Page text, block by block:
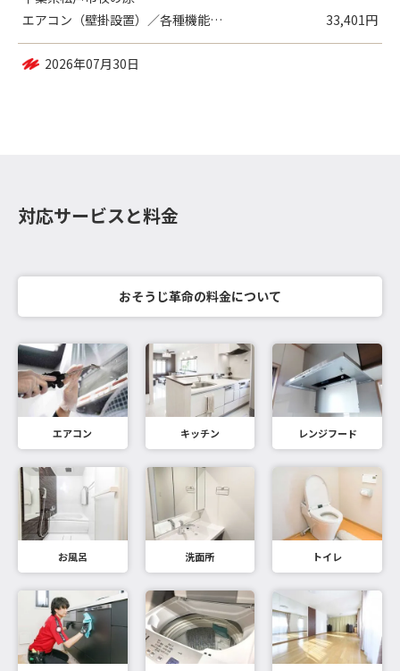
エアコン（壁掛設置）／各種機能付き
33,401円
2026年07月30日
対応サービスと料金
おそうじ革命の料金について
エアコン キッチン レンジフード
お風呂 洗面所 トイレ